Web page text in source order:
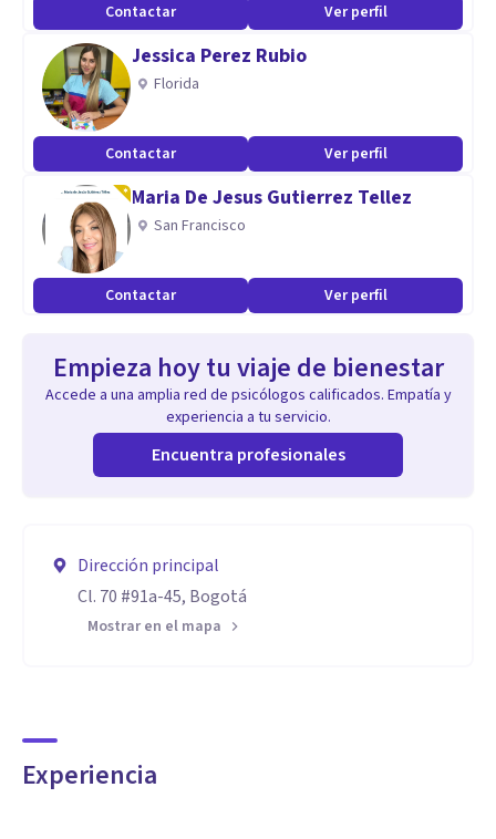
Contactar Ver perfil
Jessica Perez Rubio
Florida
Contactar Ver perfil
Maria De Jesus Gutierrez Tellez
San Francisco
Contactar Ver perfil
Empieza hoy tu viaje de bienestar
Accede a una amplia red de psicólogos calificados. Empatía y
experiencia a tu servicio.
Encuentra profesionales
Dirección principal
Cl. 70 #91a-45, Bogotá
Mostrar en el mapa
Experiencia